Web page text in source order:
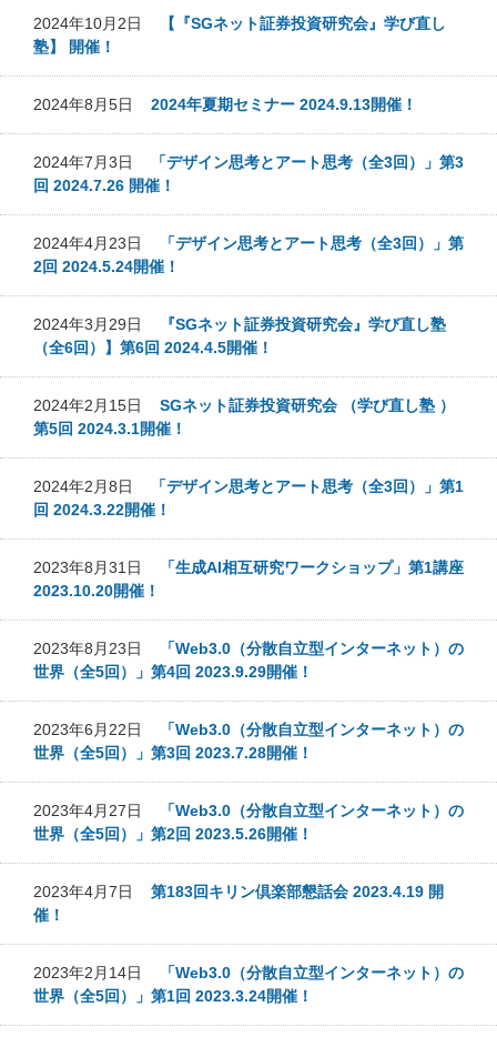
2024年10月2日
【『SGネット証券投資研究会』学び直し
塾】 開催！
2024年8月5日 2024年夏期セミナー 2024.9.13開催！
2024年7月3日
「デザイン思考とアート思考（全3回）」第3
回 2024.7.26 開催！
2024年4月23日
「デザイン思考とアート思考（全3回）」第
2回 2024.5.24開催！
2024年3月29日
『SGネット証券投資研究会』学び直し塾
（全6回）】第6回 2024.4.5開催！
2024年2月15日 SGネット証券投資研究会 （学び直し塾 ）
第5回 2024.3.1開催！
2024年2月8日
「デザイン思考とアート思考（全3回）」第1
回 2024.3.22開催！
2023年8月31日
「生成AI相互研究ワークショップ」第1講座
2023.10.20開催！
2023年8月23日
「Web3.0（分散自立型インターネット）の
世界（全5回）」第4回 2023.9.29開催！
2023年6月22日
「Web3.0（分散自立型インターネット）の
世界（全5回）」第3回 2023.7.28開催！
2023年4月27日
「Web3.0（分散自立型インターネット）の
世界（全5回）」第2回 2023.5.26開催！
2023年4月7日 第183回キリン倶楽部懇話会 2023.4.19 開
催！
2023年2月14日
「Web3.0（分散自立型インターネット）の
世界（全5回）」第1回 2023.3.24開催！